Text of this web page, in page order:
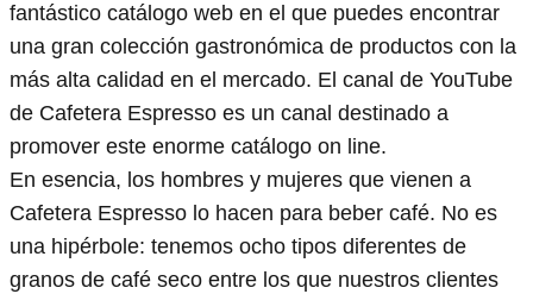
fantástico catálogo web en el que puedes encontrar
una gran colección gastronómica de productos con la
más alta calidad en el mercado. El canal de YouTube
de Cafetera Espresso es un canal destinado a
promover este enorme catálogo on line.
En esencia, los hombres y mujeres que vienen a
Cafetera Espresso lo hacen para beber café. No es
una hipérbole: tenemos ocho tipos diferentes de
granos de café seco entre los que nuestros clientes